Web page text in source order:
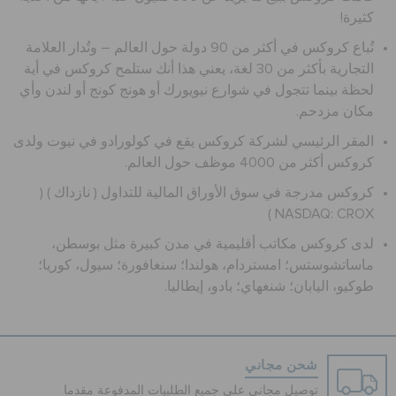
الحقائب
تنزيلات
مميز
تسجيل الدخول / اشتراك
قائمة الامنيات
حالة الطلبية
كثيرة!
تُباع كروكس في أكثر من 90 دولة حول العالم – وتُدار العلامة
التجارية بأكثر من 30 لغة، يعني هذا أنك ستلمح كروكس في أية
لحظة بينما تتجول في شوارع نيويورك أو هونج كونج أو لندن وأي
مكان مزدحم.
المقر الرئيسي لشركة كروكس يقع في كولورادو في نيوت ولدى
كروكس أكثر من 4000 موظف حول العالم.
كروكس مدرجة في سوق الأوراق المالية للتداول ( نازداك ) (
NASDAQ: CROX )
لدى كروكس مكاتب أقليمية في مدن كبيرة مثل بوسطن،
ماساتشوستس؛ امستردام، هولندا؛ سنغافورة؛ سيول، كوريا؛
طوكيو، اليابان؛ شنغهاي؛ بادو، إيطاليا.
شحن مجاني
توصيل مجاني على جميع الطلبيات المدفوعة مقدما